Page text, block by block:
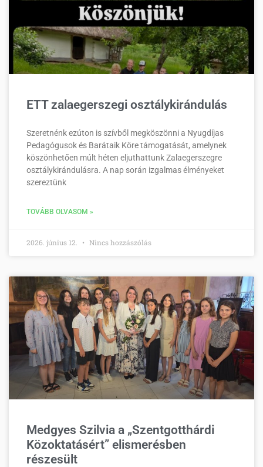
ETT zalaegerszegi osztálykirándulás
Szeretnénk ezúton is szívből megköszönni a Nyugdíjas
Pedagógusok és Barátaik Köre támogatását, amelynek
köszönhetően múlt héten eljuthattunk Zalaegerszegre
osztálykirándulásra. A nap során izgalmas élményeket
szereztünk
TOVÁBB OLVASOM »
2026. június 12. Nincs hozzászólás
Medgyes Szilvia a „Szentgotthárdi
Közoktatásért” elismerésben
részesült